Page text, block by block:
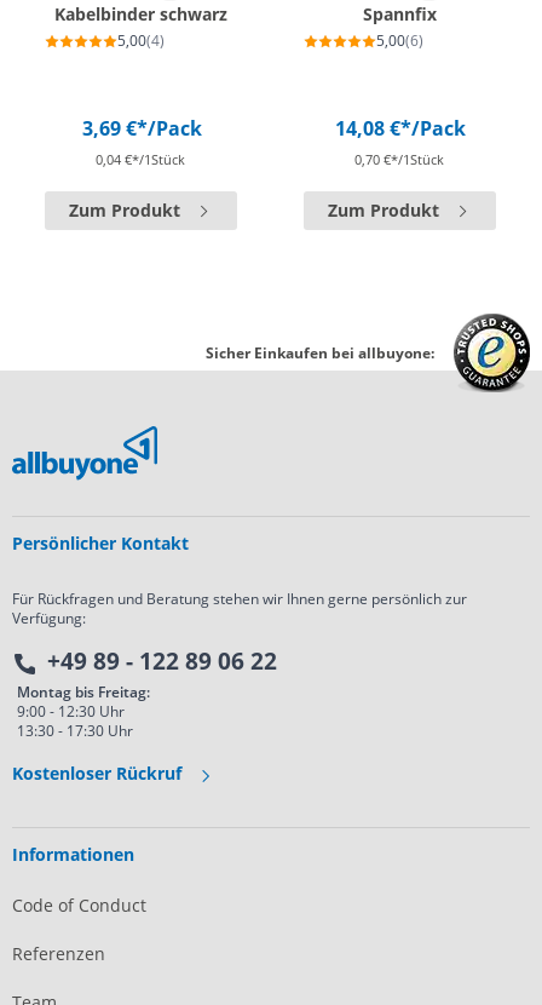
Kabelbinder schwarz
5,00(4)
3,69 €*/Pack
0,04 €*/1Stück
Zum Produkt
Spannfix
5,00(6)
14,08 €*/Pack
0,70 €*/1Stück
Zum Produkt
Sicher Einkaufen bei allbuyone:
Persönlicher Kontakt
Für Rückfragen und Beratung stehen wir Ihnen gerne persönlich zur
Verfügung:
+49 89 - 122 89 06 22
Montag bis Freitag:
9:00 - 12:30 Uhr
13:30 - 17:30 Uhr
Kostenloser Rückruf
Informationen
Code of Conduct
Referenzen